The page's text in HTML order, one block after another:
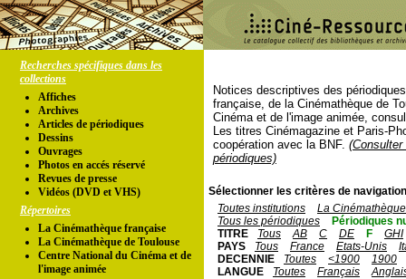
Recherches spécifiques dans les
collections
Affiches
Archives
Articles de périodiques
Dessins
Ouvrages
Photos en accés réservé
Revues de presse
Vidéos (DVD et VHS)
Répertoires
La Cinémathèque française
La Cinémathèque de Toulouse
Centre National du Cinéma et de
l'image animée
Notices descriptives des
française, de la Cinémathèque de
Cinéma et de l'image animée,
Les titres Cinémagazine et Paris-
coopération avec la BNF.
périodiques)
Sélectionner les critères de
Toutes institutions
La
Tous les périodiques
Périodiques
TITRE
Tous AB C DE F
GHI
PAYS
Tous France Etats-Unis
DECENNIE
Toutes <1900
1900
LANGUE
Toutes Français